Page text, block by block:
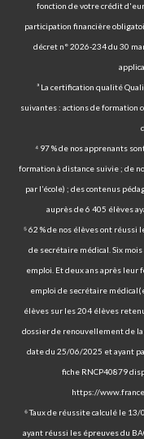
fonction de votre crédit
participation financière
décret n° 2026-234 du 30
³ La certification qualité
suivantes : actions de formation
⁴ 97 % de nos apprenants
formation à distance suivie ; de
par l’école) ; des contenus
auprès de 6 405 élèves
⁵ 62 % de nos élèves ont
de secrétaire médical. Six
emploi. Et deux ans après leur
emploi de secrétaire
élèves sur les 204 élèves
dossier de renouvellement de
date du 25/06/2025 et ayant
fiche RNCP40879
https://
⁶ Taux de réussite calculé le
ayant réussi les épreuves du